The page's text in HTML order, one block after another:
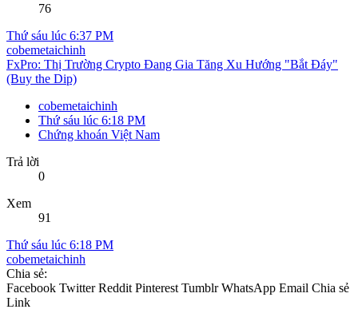
76
Thứ sáu lúc 6:37 PM
cobemetaichinh
FxPro: Thị Trường Crypto Đang Gia Tăng Xu Hướng "Bắt Đáy"
(Buy the Dip)
cobemetaichinh
Thứ sáu lúc 6:18 PM
Chứng khoán Việt Nam
Trả lời
0
Xem
91
Thứ sáu lúc 6:18 PM
cobemetaichinh
Chia sẻ:
Facebook Twitter Reddit Pinterest Tumblr WhatsApp Email Chia sẻ
Link